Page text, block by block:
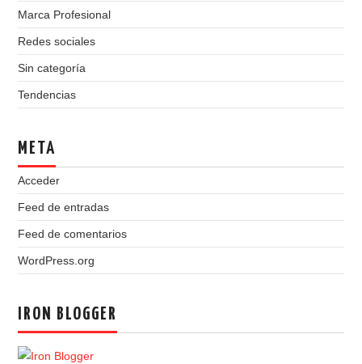
Marca Profesional
Redes sociales
Sin categoría
Tendencias
META
Acceder
Feed de entradas
Feed de comentarios
WordPress.org
IRON BLOGGER